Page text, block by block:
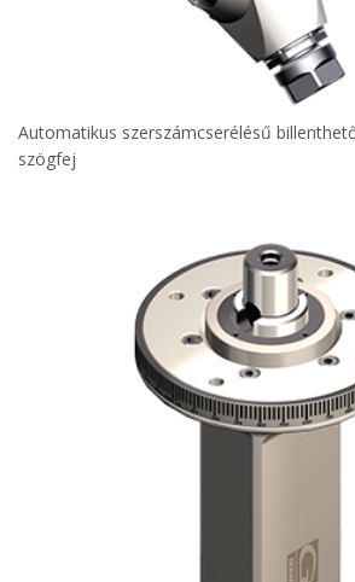
Automatikus szerszámcserélésű
szögfej